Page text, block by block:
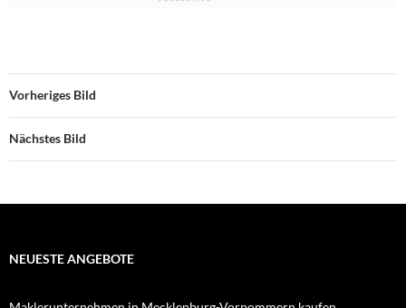
Vorheriges Bild
Nächstes Bild
NEUESTE ANGEBOTE